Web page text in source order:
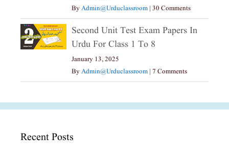
ByAdmin@urduclassroom | 30 Comments
Second Unit Test Exam Papers In
Urdu For Class 1 To 8
January 13, 2025
ByAdmin@urduclassroom | 7 Comments
Recent Posts